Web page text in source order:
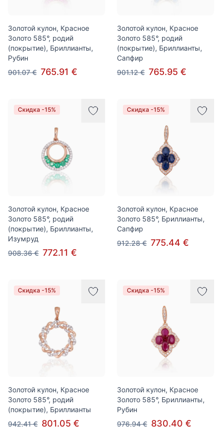
Золотой кулон, Красное
Золото 585°, родий
(покрытие), Бриллианты,
Рубин
901.07 € 765.91 €
Золотой кулон, Красное
Золото 585°, родий
(покрытие), Бриллианты,
Сапфир
901.12 € 765.95 €
Скидка -15%
Золотой кулон, Красное
Золото 585°, родий
(покрытие), Бриллианты,
Изумруд
908.36 € 772.11 €
Скидка -15%
Золотой кулон, Красное
Золото 585°, Бриллианты,
Сапфир
912.28 € 775.44 €
Скидка -15%
Золотой кулон, Красное
Золото 585°, родий
(покрытие), Бриллианты
942.41 € 801.05 €
Скидка -15%
Золотой кулон, Красное
Золото 585°, Бриллианты,
Рубин
976.94 € 830.40 €